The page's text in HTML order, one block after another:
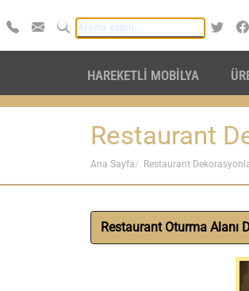
HAREKETLİ MOBİLYA
Restaurant
Ana Sayfa Restaurant
Restaurant Oturma Alanı